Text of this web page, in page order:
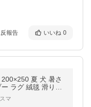
報告 いいね 0
夏 犬 暑さ
ラグ 絨毯 滑り止
リビング カーペッ
マ